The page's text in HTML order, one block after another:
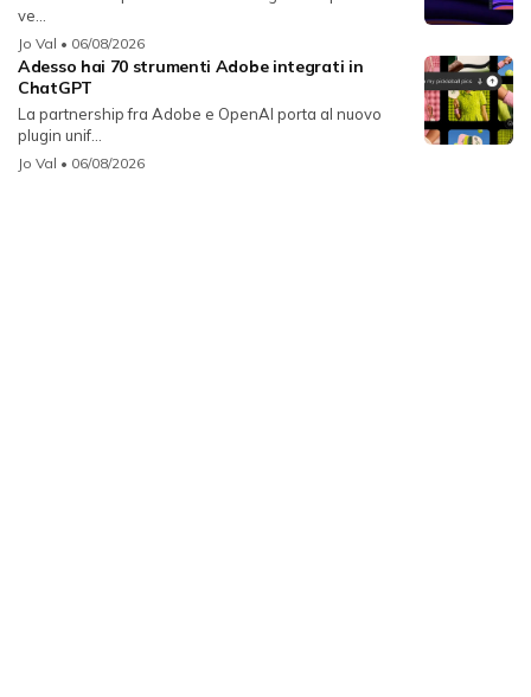
ve...
Jo Val • 06/08/2026
Adesso hai 70 strumenti Adobe integrati in
ChatGPT
La partnership fra Adobe e OpenAI porta al nuovo
plugin unif...
Jo Val • 06/08/2026